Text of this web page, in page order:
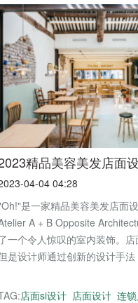
精品美容美发店面
04-04 04:28
是一家精品美容美发店面
A + B Opposite
一个令人惊叹的室内装饰。店
是设计师通过创新的设计手法
店面si设计 店面设计 连